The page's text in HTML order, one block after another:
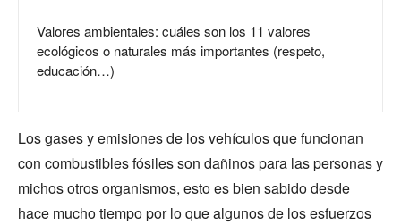
Valores ambientales: cuáles son los 11 valores
ecológicos o naturales más importantes (respeto,
educación…)
Los gases y emisiones de los vehículos que funcionan
con combustibles fósiles son dañinos para las personas y
michos otros organismos, esto es bien sabido desde
hace mucho tiempo por lo que algunos de los esfuerzos